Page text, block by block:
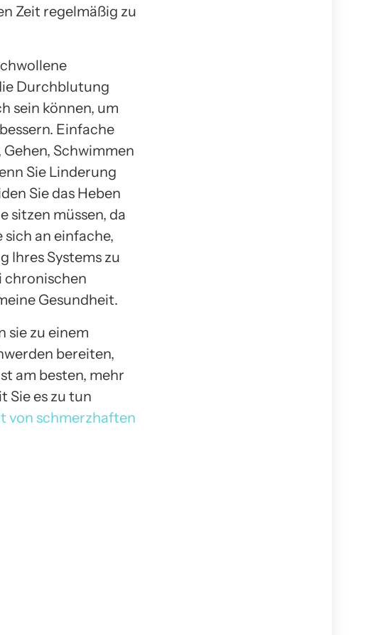
Zeit regelmäßig zu
Durchblutung
sein können, um
Einfache
Schwimmen
Sie Linderung
Sie das Heben
sitzen müssen, da
an einfache,
Ihres Systems zu
chronischen
Gesundheit.
sie zu einem
bereiten,
am besten, mehr
Sie es zu tun
von schmerzhaften